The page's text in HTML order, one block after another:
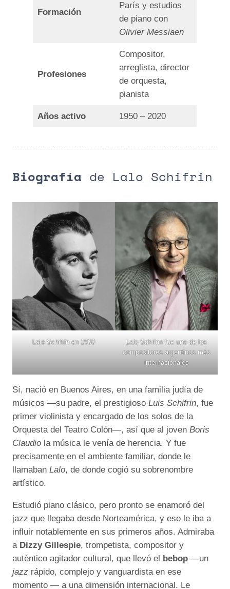
Formación
París y estudios
de piano con
Olivier Messiaen
Profesiones
Compositor,
arreglista, director
de orquesta,
pianista
Años activo 1950 – 2020
Biografía de Lalo Schifrin
Lalo Schifrin en 1960
Lalo Schifrin fue uno de los
compositores argentinos más
internacionales
Sí, nació en Buenos Aires, en una familia judía de
músicos —su padre, el prestigioso Luis Schifrin, fue
primer violinista y encargado de los solos de la
Orquesta del Teatro Colón—, así que al joven Boris
Claudio la música le venía de herencia. Y fue
precisamente en el ambiente familiar, donde le
llamaban Lalo, de donde cogió su sobrenombre
artístico.
Estudió piano clásico, pero pronto se enamoró del
jazz que llegaba desde Norteamérica, y eso le iba a
influir notablemente en sus primeros años. Admiraba
a Dizzy Gillespie, trompetista, compositor y
auténtico agitador cultural, que llevó el bebop —un
jazz rápido, complejo y vanguardista en ese
momento — a una dimensión internacional. Le